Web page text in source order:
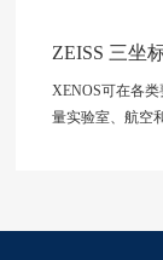
ZEISS 三坐
XENOS可在各
量实验室、航空